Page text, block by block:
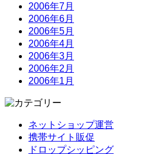
2006年7月
2006年6月
2006年5月
2006年4月
2006年3月
2006年2月
2006年1月
ネットショップ運営
携帯サイト販促
ドロップシッピング